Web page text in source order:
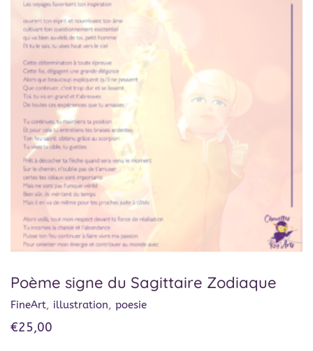
Poème signe du Sagittaire Zodiaque
FineArt, illustration, poesie
€25,00